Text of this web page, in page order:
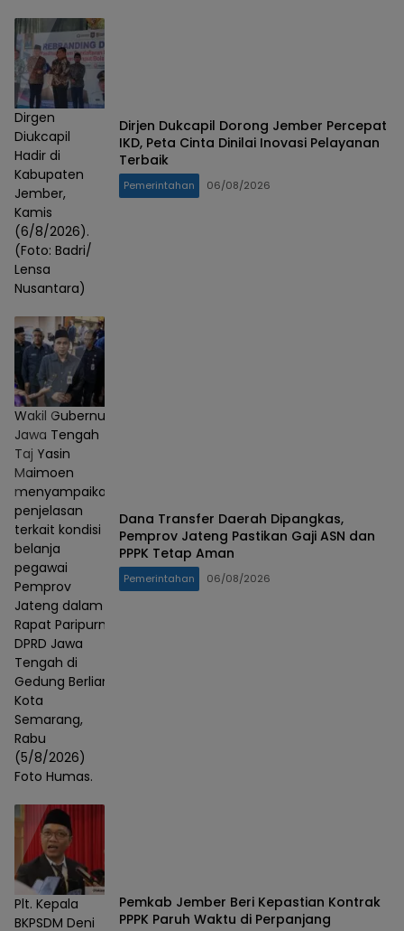
Dirgen
Diukcapil
Hadir di
Kabupaten
Jember,
Kamis
(6/8/2026).
(Foto: Badri/
Lensa
Nusantara)
Dirjen Dukcapil Dorong Jember Percepat
IKD, Peta Cinta Dinilai Inovasi Pelayanan
Terbaik
Pemerintahan 06/08/2026
Wakil Gubernur
Jawa Tengah
Taj Yasin
Maimoen
menyampaikan
penjelasan
terkait kondisi
belanja
pegawai
Pemprov
Jateng dalam
Rapat Paripurna
DPRD Jawa
Tengah di
Gedung Berlian,
Kota
Semarang,
Rabu
(5/8/2026)
Foto Humas.
Dana Transfer Daerah Dipangkas,
Pemprov Jateng Pastikan Gaji ASN dan
PPPK Tetap Aman
Pemerintahan 06/08/2026
Plt. Kepala
BKPSDM Deni
Pemkab Jember Beri Kepastian Kontrak
PPPK Paruh Waktu di Perpanjang